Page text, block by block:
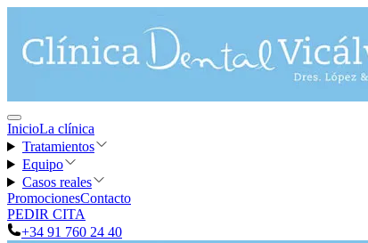
InicioLa clínica
Tratamientos
Equipo
Casos reales
PromocionesContacto
PEDIR CITA
+34 91 760 24 40